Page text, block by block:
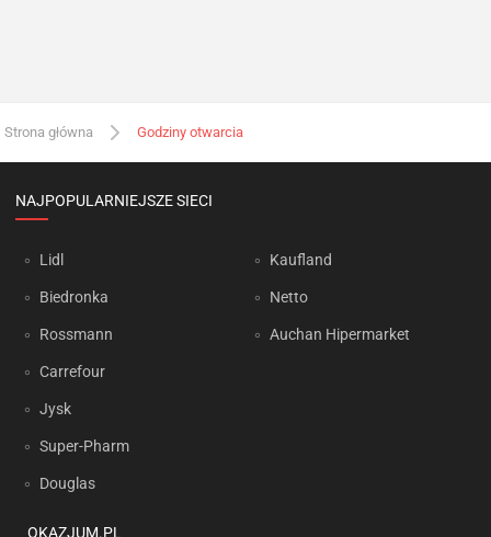
Strona główna Godziny otwarcia
NAJPOPULARNIEJSZE SIECI
Lidl
Biedronka
Rossmann
Carrefour
Jysk
Super-Pharm
Douglas
Kaufland
Netto
Auchan Hipermarket
OKAZJUM.PL